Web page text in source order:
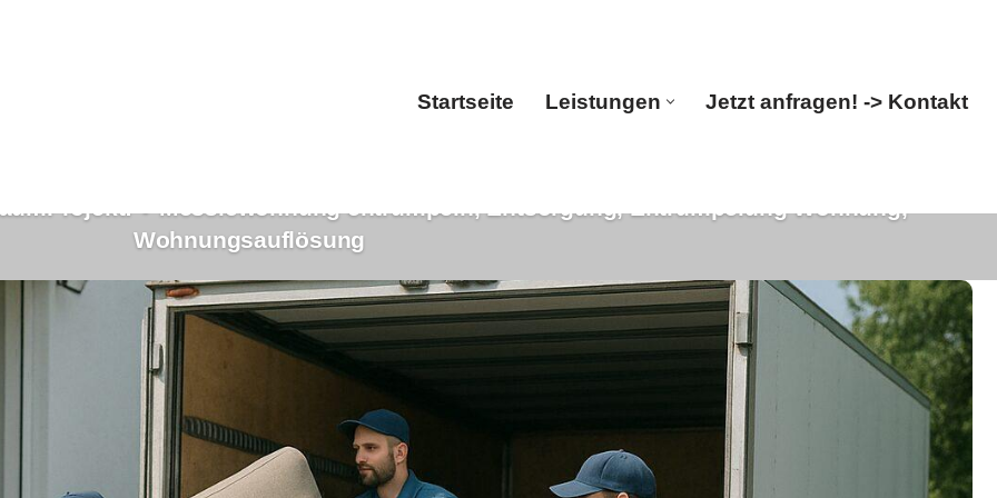
Startseite Leistungen Jetzt anfragen! -> Kontakt
Startseite Leistungen Jetzt anfragen! -> Kontakt
✓Messiewohnung entrümpeln, Entsorgung, Entrümpelung Wohnung,
Wohnungsauflösung